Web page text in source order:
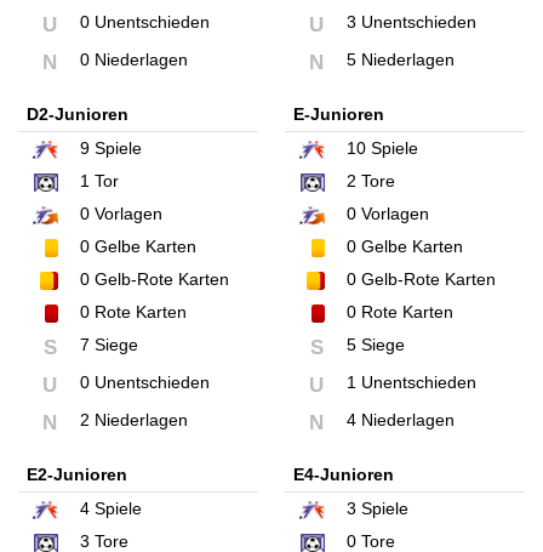
U 0 Unentschieden
N 0 Niederlagen
U 3 Unentschieden
N 5 Niederlagen
D2-Junioren
9 Spiele
1 Tor
0 Vorlagen
0 Gelbe Karten
0 Gelb-Rote Karten
0 Rote Karten
S 7 Siege
U 0 Unentschieden
N 2 Niederlagen
E-Junioren
10Spiele
2 Tore
0Vorlagen
0Gelbe Karten
0Gelb-Rote Karten
0Rote Karten
S 5 Siege
U 1 Unentschieden
N 4 Niederlagen
E2-Junioren
4 Spiele
3 Tore
E4-Junioren
3 Spiele
0Tore